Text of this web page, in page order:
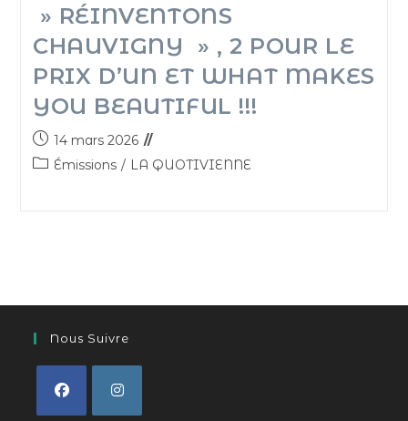
» RÉINVENTONS
CHAUVIGNY » , 2 POUR LE
PRIX D’UN ET WHAT MAKES
YOU BEAUTIFUL !!!
14 mars 2026
Émissions / LA QUOTIVIENNE
Nous Suivre